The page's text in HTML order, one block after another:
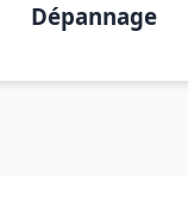
Dépannage